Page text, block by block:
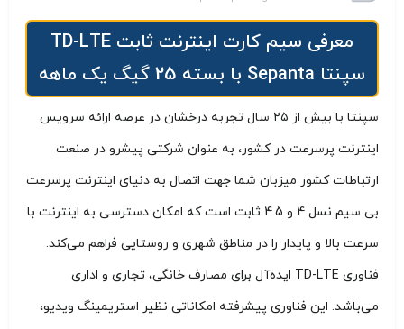
معرفی سیم کارت اینترنت ثابت TD-LTE
سپنتا Sepanta با بسته 25 گیگ یک ماهه
سپنتا با بیش از ۲۵ سال تجربه درخشان در عرصه ارائه سرویس
اینترنت پرسرعت در کشور، به عنوان شرکتی پیشرو در صنعت
ارتباطات کشور میزبان شما جهت اتصال به دنیای اینترنت پرسرعت
بی سیم نسل 4 و 4.5 ثابت است که امکان دسترسی به اینترنت با
سرعت بالا و پایدار را در مناطق شهری و روستایی فراهم می‌کند.
فناوری TD-LTE ایده‌آل برای مصارف خانگی، تجاری و اداری
می‌باشد. این فناوری پیشرفته امکاناتی نظیر استریمینگ ویدیو،